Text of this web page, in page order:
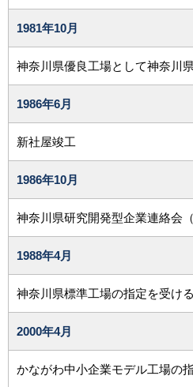
1981年10月
神奈川県優良工場として神奈川
1986年6月
新社屋竣工
1986年10月
神奈川県研究開発型企業連絡会
1988年4月
神奈川県標準工場の指定を受ける
2000年4月
かながわ中小企業モデル工場の